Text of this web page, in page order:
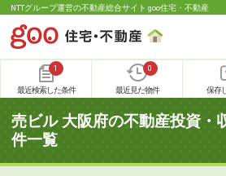
NTTグループ運営の不動産総合サイト goo住宅・不動産
1
最近検索した条件
0
最近見た物件 保存
売ビル 大阪府の不動産投資・
件一覧